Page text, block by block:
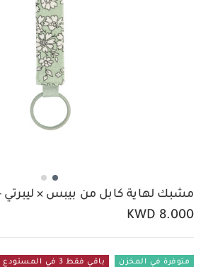
مشبك لهاية كابل من بيبس ×
KWD 8.000
متوفرة في المخزن باقي فقط 3 في المستودع